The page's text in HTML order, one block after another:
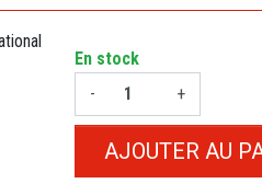
En stock
-
+
AJOUTER AU